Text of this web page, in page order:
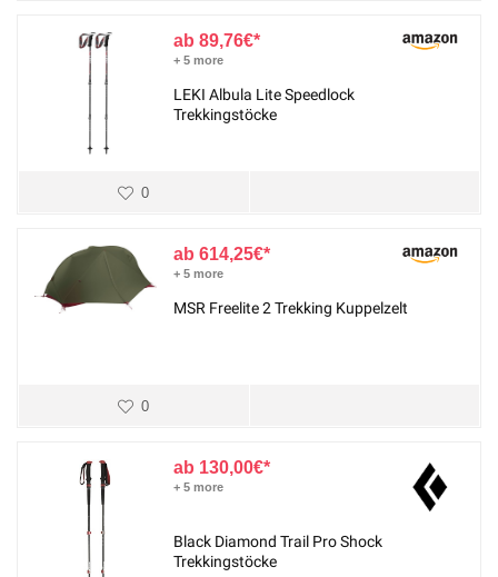
89,76€
+ 5 more
LEKI Albula Lite Speedlock
Trekkingstöcke
0
614,25€
+ 5 more
MSR Freelite 2 Trekking Kuppelzelt
0
130,00€
+ 5 more
Black Diamond Trail Pro Shock
Trekkingstöcke